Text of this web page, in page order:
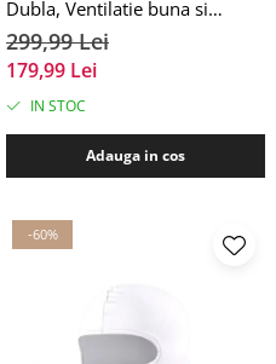
Dubla, Ventilatie buna si
permeabilitate la aer, Marime
universala 59-62 cm, Negru
Argintiu
299,99 Lei
179,99 Lei
IN STOC
Adauga in cos
-60%